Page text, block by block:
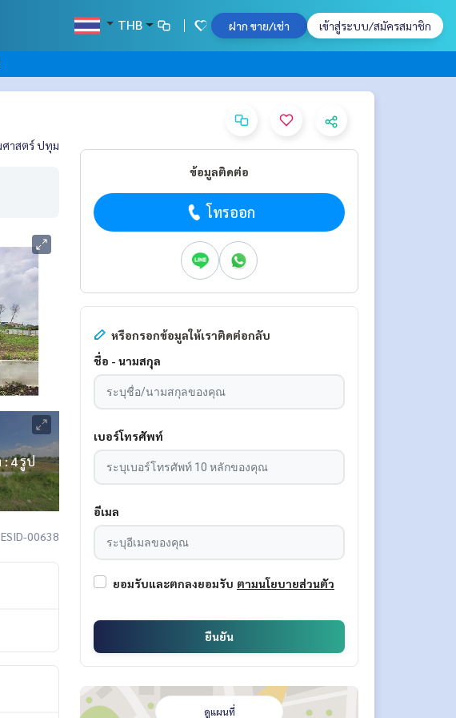
THB ฝาก ขาย/เช่า เข้าสู่ระบบ/สมัครสมาชิก
ศาสตร์ ปทุม
: 4 รูป
00638
ข้อมูลติดต่อ
โทรออก
หรือกรอกข้อมูลให้เราติดต่อกลับ
ชื่อ - นามสกุล
เบอร์โทรศัพท์
อีเมล
ยอมรับและตกลงยอมรับ ตามนโยบายส่วนตัว
ยืนยัน
ดูแผนที่